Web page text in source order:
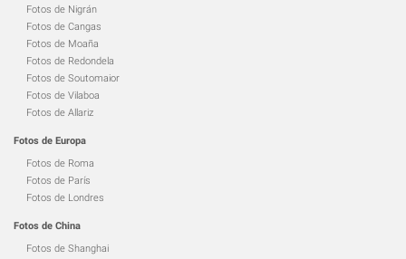
Fotos de Nigrán
Fotos de Cangas
Fotos de Moaña
Fotos de Redondela
Fotos de Soutomaior
Fotos de Vilaboa
Fotos de Allariz
Fotos de Europa
Fotos de Roma
Fotos de París
Fotos de Londres
Fotos de China
Fotos de Shanghai